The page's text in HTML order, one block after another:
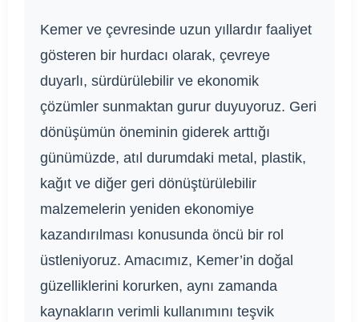
Kemer ve çevresinde uzun yıllardır faaliyet
gösteren bir hurdacı olarak, çevreye
duyarlı, sürdürülebilir ve ekonomik
çözümler sunmaktan gurur duyuyoruz. Geri
dönüşümün öneminin giderek arttığı
günümüzde, atıl durumdaki metal, plastik,
kağıt ve diğer geri dönüştürülebilir
malzemelerin yeniden ekonomiye
kazandırılması konusunda öncü bir rol
üstleniyoruz. Amacımız, Kemer’in doğal
güzelliklerini korurken, aynı zamanda
kaynakların verimli kullanımını teşvik